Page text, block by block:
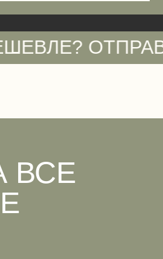
ОТПРАВЬТЕ
ВСЕ